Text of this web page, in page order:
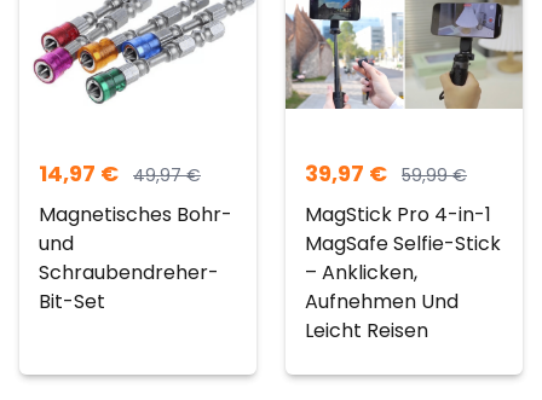
14,97 € 49,97€
Magnetisches Bohr-
und
Schraubendreher-
Bit-Set
39,97 € 59,99€
MagStick Pro 4-in-1
MagSafe Selfie-Stick
– Anklicken,
Aufnehmen Und
Leicht Reisen